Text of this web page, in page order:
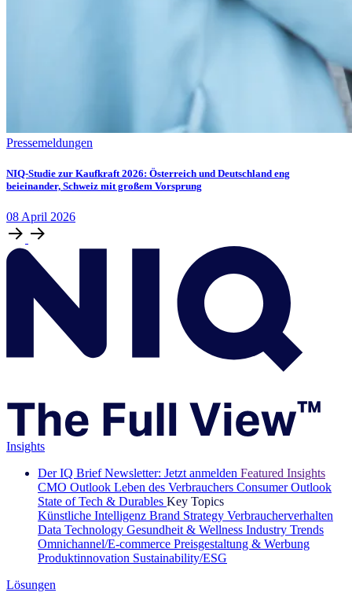
Pressemeldungen
NIQ-Studie zur Kaufkraft 2026: Österreich und Deutschland eng
beieinander, Schweiz mit großem Vorsprung
08 April 2026
Insights
Der IQ Brief Newsletter: Jetzt anmelden Featured Insights
CMO Outlook Leben des Verbrauchers Consumer Outlook
State of Tech & Durables Key Topics
Künstliche Intelligenz Brand Strategy Verbraucherverhalten
Data Technology Gesundheit & Wellness Industry Trends
Omnichannel/E-commerce Preisgestaltung & Werbung
Produktinnovation Sustainability/ESG
Lösungen